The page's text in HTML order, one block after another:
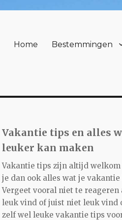
Home Bestemmingen
Vakantie tips en alles
leuker kan maken
Vakantie tips zijn altijd
je dan ook alles wat je
Vergeet vooral niet te
leuk vind of juist niet leuk vind
zelf wel leuke vakantie tips